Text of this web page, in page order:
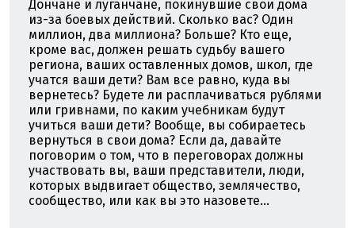
Дончане и луганчане, покинувшие свои дома
из-за боевых действий. Сколько вас? Один
миллион, два миллиона? Больше? Кто еще,
кроме вас, должен решать судьбу вашего
региона, ваших оставленных домов, школ, где
учатся ваши дети? Вам все равно, куда вы
вернетесь? Будете ли расплачиваться рублями
или гривнами, по каким учебникам будут
учиться ваши дети? Вообще, вы собираетесь
вернуться в свои дома? Если да, давайте
поговорим о том, что в переговорах должны
участвовать вы, ваши представители, люди,
которых выдвигает общество, землячество,
сообщество, или как вы это назовете...